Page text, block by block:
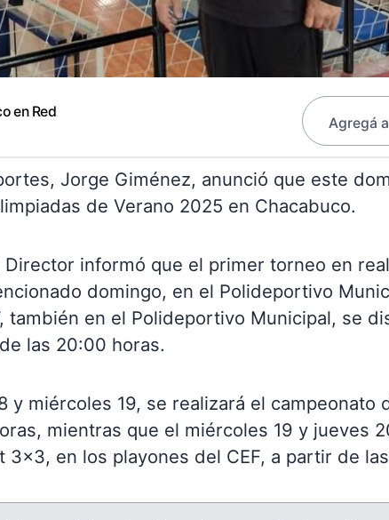
en Red
Agregá
Jorge Giménez, anunció que este
de Verano 2025 en Chacabuco.
informó que el primer torneo en
domingo, en el Polideportivo
también en el Polideportivo Municipal, se
las 20:00 horas.
y miércoles 19, se realizará el campeonato
mientras que el miércoles 19 y jueves
3×3, en los playones del CEF, a partir de